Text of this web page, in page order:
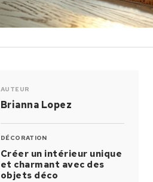
AUTEUR
Brianna Lopez
DÉCORATION
Créer un intérieur unique
et charmant avec des
objets déco